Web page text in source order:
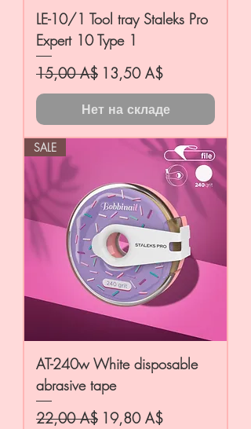
LE-10/1 Tool tray Staleks Pro
Expert 10 Type 1
Обычная цена
15,00 A$ Цена со скидкой
13,50 A$
Нет на складе
SALE
AT-240w White disposable
abrasive tape
Обычная цена
22,00 A$ Цена со скидкой
19,80 A$